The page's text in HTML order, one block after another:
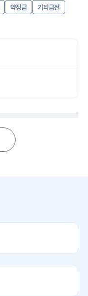
약정금 기타금전